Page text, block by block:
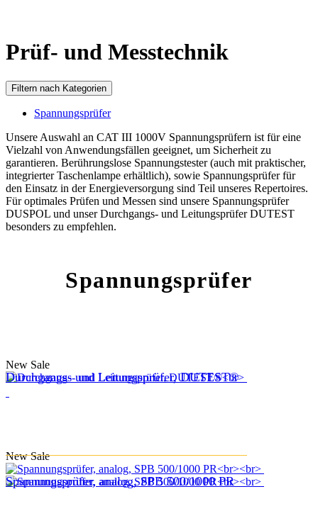
Prüf- und Messtechnik
Filtern nach Kategorien
Spannungsprüfer
Unsere Auswahl an CAT III 1000V Spannungsprüfern ist für eine
Vielzahl von Anwendungsfällen geeignet, um Sicherheit zu
garantieren. Berührungslose Spannungstester (auch mit praktischer,
integrierter Taschenlampe erhältlich), sowie Spannungsprüfer für
den Einsatz in der Energieversorgung sind Teil unseres Repertoires.
Für optimales Prüfen und Messen sind unsere Spannungsprüfer
DUSPOL und unser Durchgangs- und Leitungsprüfer DUTEST
besonders zu empfehlen.
Spannungsprüfer
New Sale
Durchgangs- und Leitungsprüfer, DUTEST®
New Sale
Spannungsprüfer, analog, SPB 500/1000 PR